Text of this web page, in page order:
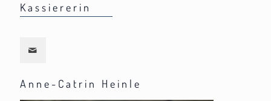
Kassiererin
Anne-Catrin Heinle